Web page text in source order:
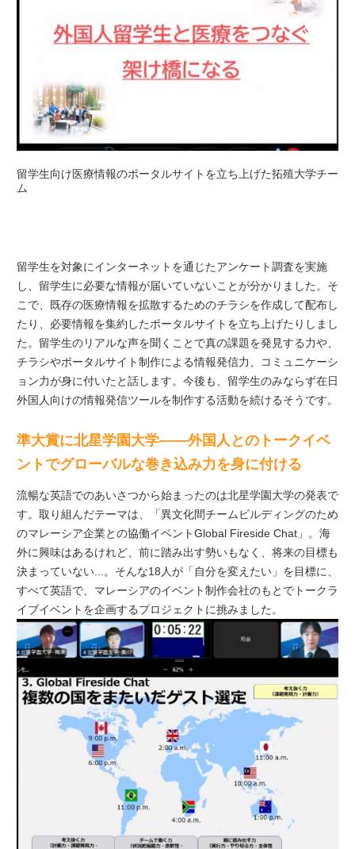
留学生向け医療情報のポータルサイトを立ち上げた拓殖大学チー
ム
留学生を対象にインターネットを通じたアンケート調査を実施
し、留学生に必要な情報が届いていないことが分かりました。そ
こで、既存の医療情報を拡散するためのチラシを作成して配布し
たり、必要情報を集約したポータルサイトを立ち上げたりしまし
た。留学生のリアルな声を聞くことで真の課題を発見する力や、
チラシやポータルサイト制作による情報発信力、コミュニケーシ
ョン力が身に付いたと話します。今後も、留学生のみならず在日
外国人向けの情報発信ツールを制作する活動を続けるそうです。
準大賞に北星学園大学――外国人とのトークイベ
ントでグローバルな巻き込み力を身に付ける
流暢な英語でのあいさつから始まったのは北星学園大学の発表で
す。取り組んだテーマは、「異⽂化間チームビルディングのため
のマレーシア企業との協働イベントGlobal Fireside Chat」。海
外に興味はあるけれど、前に踏み出す勢いもなく、将来の目標も
決まっていない...。そんな18人が「自分を変えたい」を目標に、
すべて英語で、マレーシアのイベント制作会社のもとでトークラ
イブイベントを企画するプロジェクトに挑みました。